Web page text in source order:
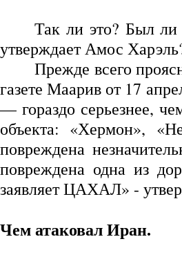
Так ли это? Был ли
утверждает Амос
Прежде всего
газете Маарив от 17
— гораздо серьезнее,
объекта: «Хермон»,
повреждена
повреждена одна из
заявляет ЦАХАЛ» -
Чем атаковал Иран.